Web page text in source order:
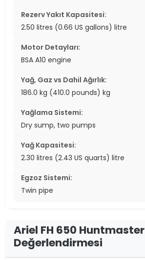
Rezerv Yakıt Kapasitesi:
2.50 litres (0.66 US gallons) litre
Motor Detayları:
BSA A10 engine
Yağ, Gaz vs Dahil Ağırlık:
186.0 kg (410.0 pounds) kg
Yağlama Sistemi:
Dry sump, two pumps
Yağ Kapasitesi:
2.30 litres (2.43 US quarts) litre
Egzoz Sistemi:
Twin pipe
Ariel FH 650 Huntmaster
Değerlendirmesi